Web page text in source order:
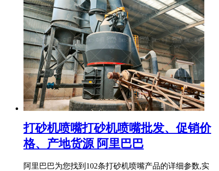
打砂机喷嘴打砂机喷嘴批发、促销价
格、产地货源 阿里巴巴
阿里巴巴为您找到102条打砂机喷嘴产品的详细参数,实